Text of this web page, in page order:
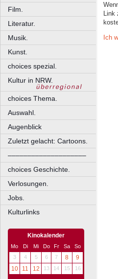
Film.
Literatur.
Musik.
Kunst.
choices spezial.
Kultur in NRW.
choices Thema.
Auswahl.
Augenblick
Zuletzt gelacht: Cartoons.
––––––––––––––––––––
choices Geschichte.
Verlosungen.
Jobs.
Kulturlinks
Kinokalender
Mo Di Mi Do Fr Sa
So
3
4 5 6 7 8
9
10
11 12 13 14 15 16
Link
Ich